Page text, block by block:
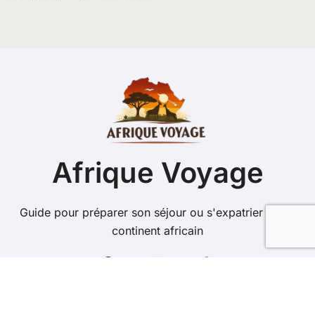
Afrique Voyage
Guide pour préparer son séjour ou s'expatrier sur le
continent africain